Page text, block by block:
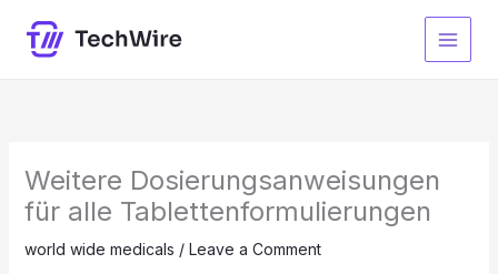
content
Weitere Dosierungsanweisungen
für alle Tablettenformulierungen
world wide medicals / Leave a Comment